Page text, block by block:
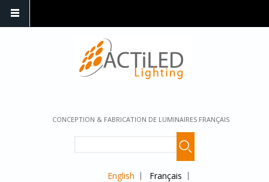
CONCEPTION & FABRICATION DE LUMINAIRES FRANÇAIS
English Français